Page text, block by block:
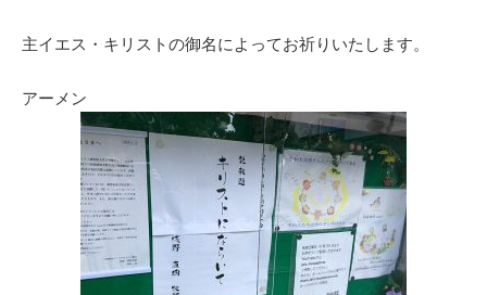
主イエス・キリストの御名によってお祈りいたします。
アーメン